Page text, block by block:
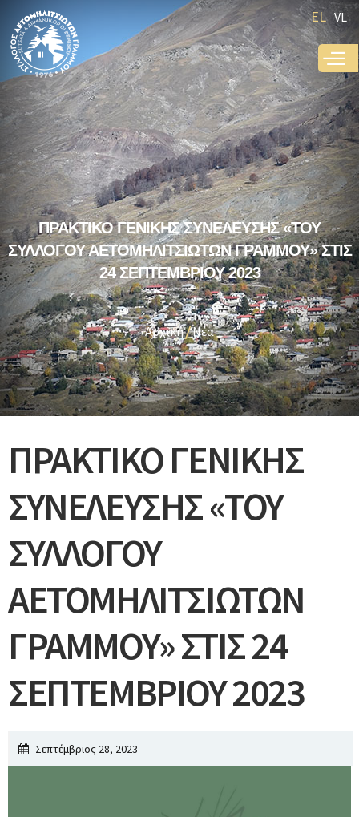
Παράκαμψη
προς το
κυρίως
περιεχόμενο
EL VL
Αρχική Νέα
ΠΡΑΚΤΙΚΟ ΓΕΝΙΚΗΣ ΣΥΝΕΛΕΥΣΗΣ «ΤΟΥ
ΣΥΛΛΟΓΟΥ ΑΕΤΟΜΗΛΙΤΣΙΩΤΩΝ ΓΡΑΜΜΟΥ» ΣΤΙΣ
24 ΣΕΠΤΕΜΒΡΙΟΥ 2023
ΠΡΑΚΤΙΚΟ ΓΕΝΙΚΗΣ
ΣΥΝΕΛΕΥΣΗΣ «ΤΟΥ
ΣΥΛΛΟΓΟΥ
ΑΕΤΟΜΗΛΙΤΣΙΩΤΩΝ
ΓΡΑΜΜΟΥ» ΣΤΙΣ 24
ΣΕΠΤΕΜΒΡΙΟΥ 2023
Σεπτέμβριος 28, 2023